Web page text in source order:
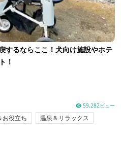
するならここ！犬向け施設やホテ
！
59,282ビュー
お役立ち
温泉＆リラックス